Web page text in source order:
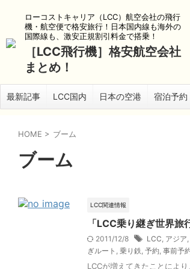
ローコストキャリア（LCC）航空会社の飛行
機・航空便で格安旅行！日本国内線も海外の
国際線も、激安正規割引料金で搭乗！
［LCC飛行機］格安航空会社
まとめ！
最新記事 LCC国内 日本の空港 宿泊予約
HOME > ブーム
ブーム
LCC関連情報
「LCC乗り継ぎ世界
2011/12/8 LCC, アジア,
ぎルート , 乗り鉄, 予約, 事前予
LCCが増えてきたことによ